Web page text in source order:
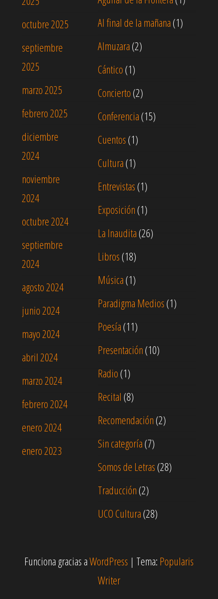
Al final de la mañana (1)
Almuzara (2)
Cántico (1)
Concierto (2)
Conferencia (15)
Cuentos (1)
Cultura (1)
Entrevistas (1)
Exposición(1)
La Inaudita(26)
Libros (18)
Música(1)
Paradigma Medios(1)
Poesía(11)
Presentación(10)
Radio(1)
Recital (8)
Recomendación(2)
Sin categoría(7)
Somos de Letras (28)
Traducción (2)
UCO Cultura (28)
octubre 2025
septiembre
2025
marzo 2025
febrero 2025
diciembre
2024
noviembre
2024
octubre 2024
septiembre
2024
agosto 2024
junio 2024
mayo 2024
abril 2024
marzo 2024
febrero 2024
enero 2024
enero 2023
Funciona gracias aWordPress | Tema: Popularis
Writer